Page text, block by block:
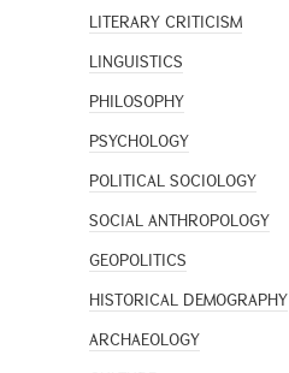
LITERARY CRITICISM
LINGUISTICS
PHILOSOPHY
PSYCHOLOGY
POLITICAL SOCIOLOGY
SOCIAL ANTHROPOLOGY
GEOPOLITICS
HISTORICAL DEMOGRAPHY
ARCHAEOLOGY